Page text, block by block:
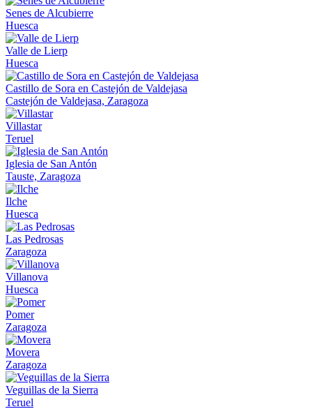
Senes de Alcubierre
Huesca
Valle de Lierp
Huesca
Castillo de Sora en Castejón de Valdejasa
Castejón de Valdejasa, Zaragoza
Villastar
Teruel
Iglesia de San Antón
Tauste, Zaragoza
Ilche
Huesca
Las Pedrosas
Zaragoza
Villanova
Huesca
Pomer
Zaragoza
Movera
Zaragoza
Veguillas de la Sierra
Teruel